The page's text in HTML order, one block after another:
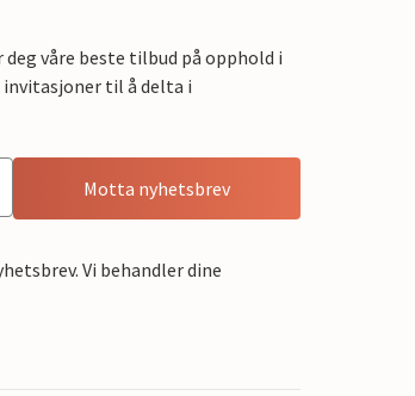
våre beste tilbud på opphold i
til å delta i
Motta nyhetsbrev
Vi behandler dine